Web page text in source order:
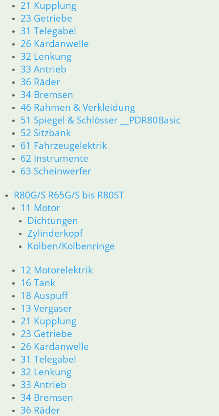
21 Kupplung
23 Getriebe
31 Telegabel
26 Kardanwelle
32 Lenkung
33 Antrieb
36 Räder
34 Bremsen
46 Rahmen & Verkleidung
51 Spiegel & Schlösser __PDR80Basic
52 Sitzbank
61 Fahrzeugelektrik
62 Instrumente
63 Scheinwerfer
R80G/S R65G/S bis R80ST
11 Motor
Dichtungen
Zylinderkopf
Kolben/Kolbenringe
12 Motorelektrik
16 Tank
18 Auspuff
13 Vergaser
21 Kupplung
23 Getriebe
26 Kardanwelle
31 Telegabel
32 Lenkung
33 Antrieb
34 Bremsen
36 Räder